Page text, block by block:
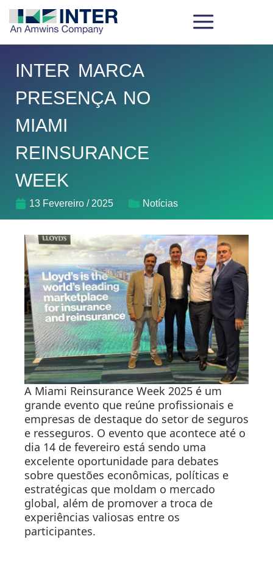
INTER MARCA
PRESENÇA NO
MIAMI
REINSURANCE
WEEK
13 Fevereiro / 2025 Notícias
A Miami Reinsurance Week 2025 é um
grande evento que reúne profissionais e
empresas de destaque do setor de seguros
e resseguros. O evento que acontece até o
dia 14 de fevereiro está sendo uma
excelente oportunidade para debates
sobre questões econômicas, políticas e
estratégicas que moldam o mercado
global, além de promover a troca de
experiências valiosas entre os
participantes.